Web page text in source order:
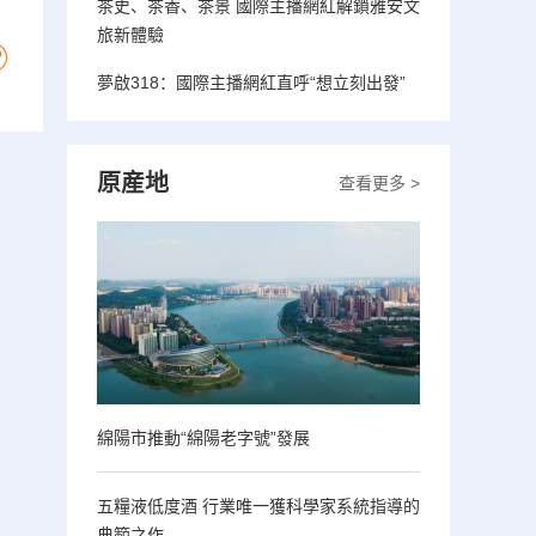
茶史、茶香、茶景 國際主播網紅解鎖雅安文
旅新體驗
夢啟318：國際主播網紅直呼“想立刻出發”
查看更多 >
原産地
綿陽市推動“綿陽老字號”發展
五糧液低度酒 行業唯一獲科學家系統指導的